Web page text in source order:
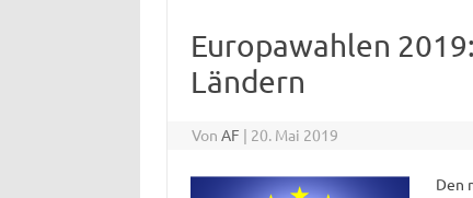
Europawahlen
Ländern
VonAF | 20. Mai 2019
Den